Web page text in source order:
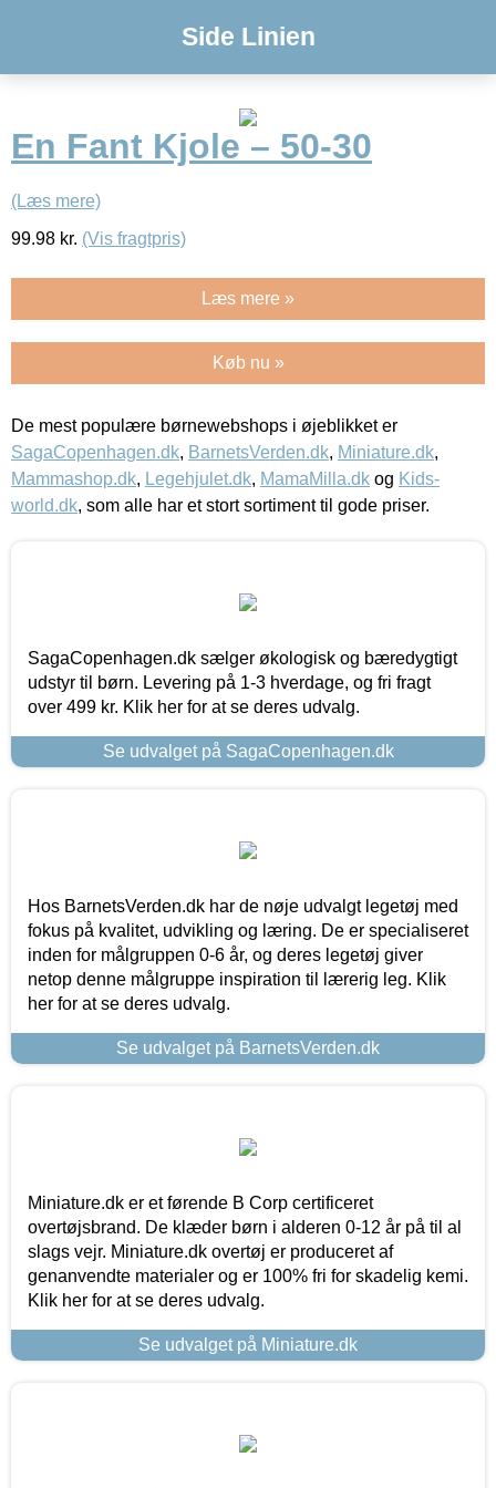
Side Linien
En Fant Kjole – 50-30
(Læs mere)
99.98 kr. (Vis fragtpris)
Læs mere »
Køb nu »
De mest populære børnewebshops i øjeblikket er
SagaCopenhagen.dk, BarnetsVerden.dk, Miniature.dk,
Mammashop.dk, Legehjulet.dk, MamaMilla.dk og Kids-
world.dk, som alle har et stort sortiment til gode priser.
SagaCopenhagen.dk sælger økologisk og bæredygtigt
udstyr til børn. Levering på 1-3 hverdage, og fri fragt
over 499 kr. Klik her for at se deres udvalg.
Se udvalget på SagaCopenhagen.dk
Hos BarnetsVerden.dk har de nøje udvalgt legetøj med
fokus på kvalitet, udvikling og læring. De er specialiseret
inden for målgruppen 0-6 år, og deres legetøj giver
netop denne målgruppe inspiration til lærerig leg. Klik
her for at se deres udvalg.
Se udvalget på BarnetsVerden.dk
Miniature.dk er et førende B Corp certificeret
overtøjsbrand. De klæder børn i alderen 0-12 år på til al
slags vejr. Miniature.dk overtøj er produceret af
genanvendte materialer og er 100% fri for skadelig kemi.
Klik her for at se deres udvalg.
Se udvalget på Miniature.dk